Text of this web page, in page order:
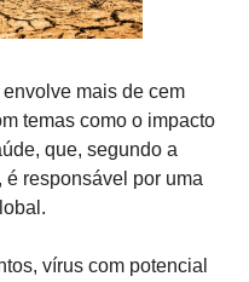
mais de cem
temas como o impacto
que, segundo a
responsável por uma
vírus com potencial